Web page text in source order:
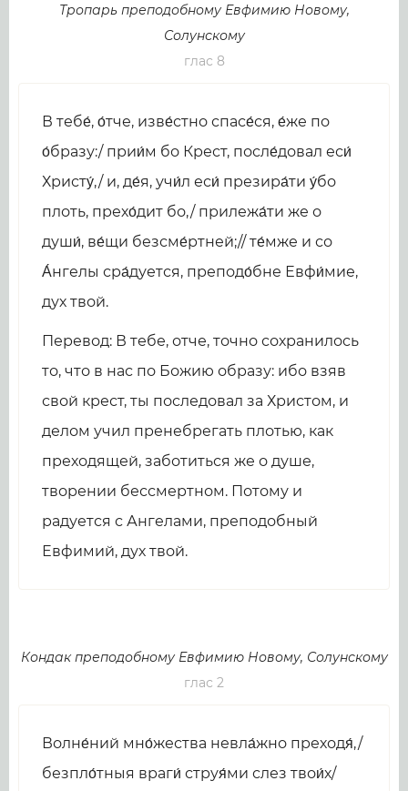
Тропарь преподобному Евфимию Новому,
Солунскому
глас 8
В тебе́, о́тче, изве́стно спасе́ся, е́же по
о́бразу:/ прии́м бо Крест, после́довал еси́
Христу́,/ и, де́я, учи́л еси́ презира́ти у́бо
плоть, прехо́дит бо,/ прилежа́ти же о
души́, ве́щи безсме́ртней;// те́мже и со
А́нгелы сра́дуется, преподо́бне Евфи́мие,
дух твой.
Перевод: В тебе, отче, точно сохранилось
то, что в нас по Божию образу: ибо взяв
свой крест, ты последовал за Христом, и
делом учил пренебрегать плотью, как
преходящей, заботиться же о душе,
творении бессмертном. Потому и
радуется с Ангелами, преподобный
Евфимий, дух твой.
Кондак преподобному Евфимию Новому, Солунскому
глас 2
Волне́ний мно́жества невла́жно преходя́,/
безпло́тныя враги́ струя́ми слез твои́х/